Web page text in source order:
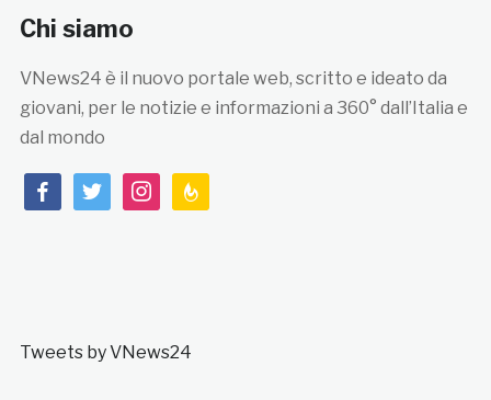
Chi siamo
VNews24 è il nuovo portale web, scritto e ideato da
giovani, per le notizie e informazioni a 360° dall’Italia e
dal mondo
facebooktwitterinstagramfeedburner
Tweets by VNews24